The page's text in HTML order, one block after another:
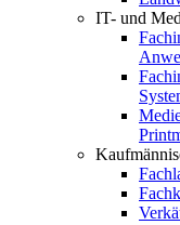
IT- und